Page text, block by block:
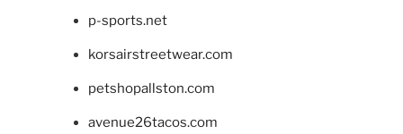
p-sports.net
korsairstreetwear.com
petshopallston.com
avenue26tacos.com